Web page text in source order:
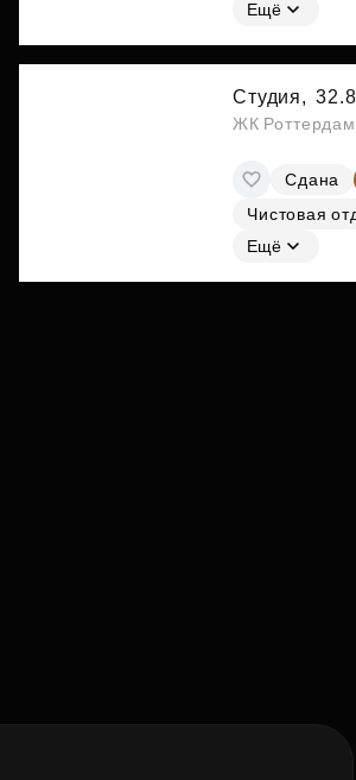
Субсидии
Ещё
Студия,
ЖК
Сдана
Чистовая
Ещё